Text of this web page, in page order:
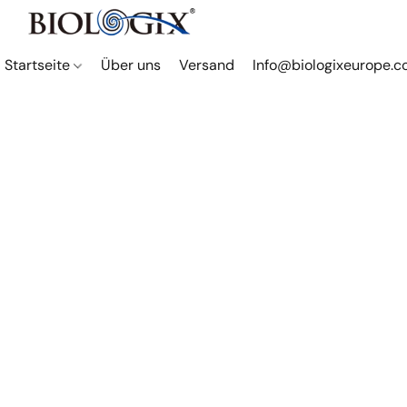
Startseite Über uns Versand